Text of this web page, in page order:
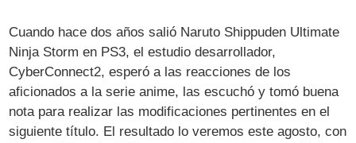
Cuando hace dos años salió Naruto Shippuden Ultimate
Ninja Storm en PS3, el estudio desarrollador,
CyberConnect2, esperó a las reacciones de los
aficionados a la serie anime, las escuchó y tomó buena
nota para realizar las modificaciones pertinentes en el
siguiente título. El resultado lo veremos este agosto, con